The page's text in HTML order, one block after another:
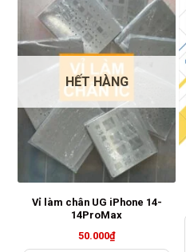
HẾT HÀNG
Vỉ làm chân UG iPhone 14-
14ProMax
50.000₫